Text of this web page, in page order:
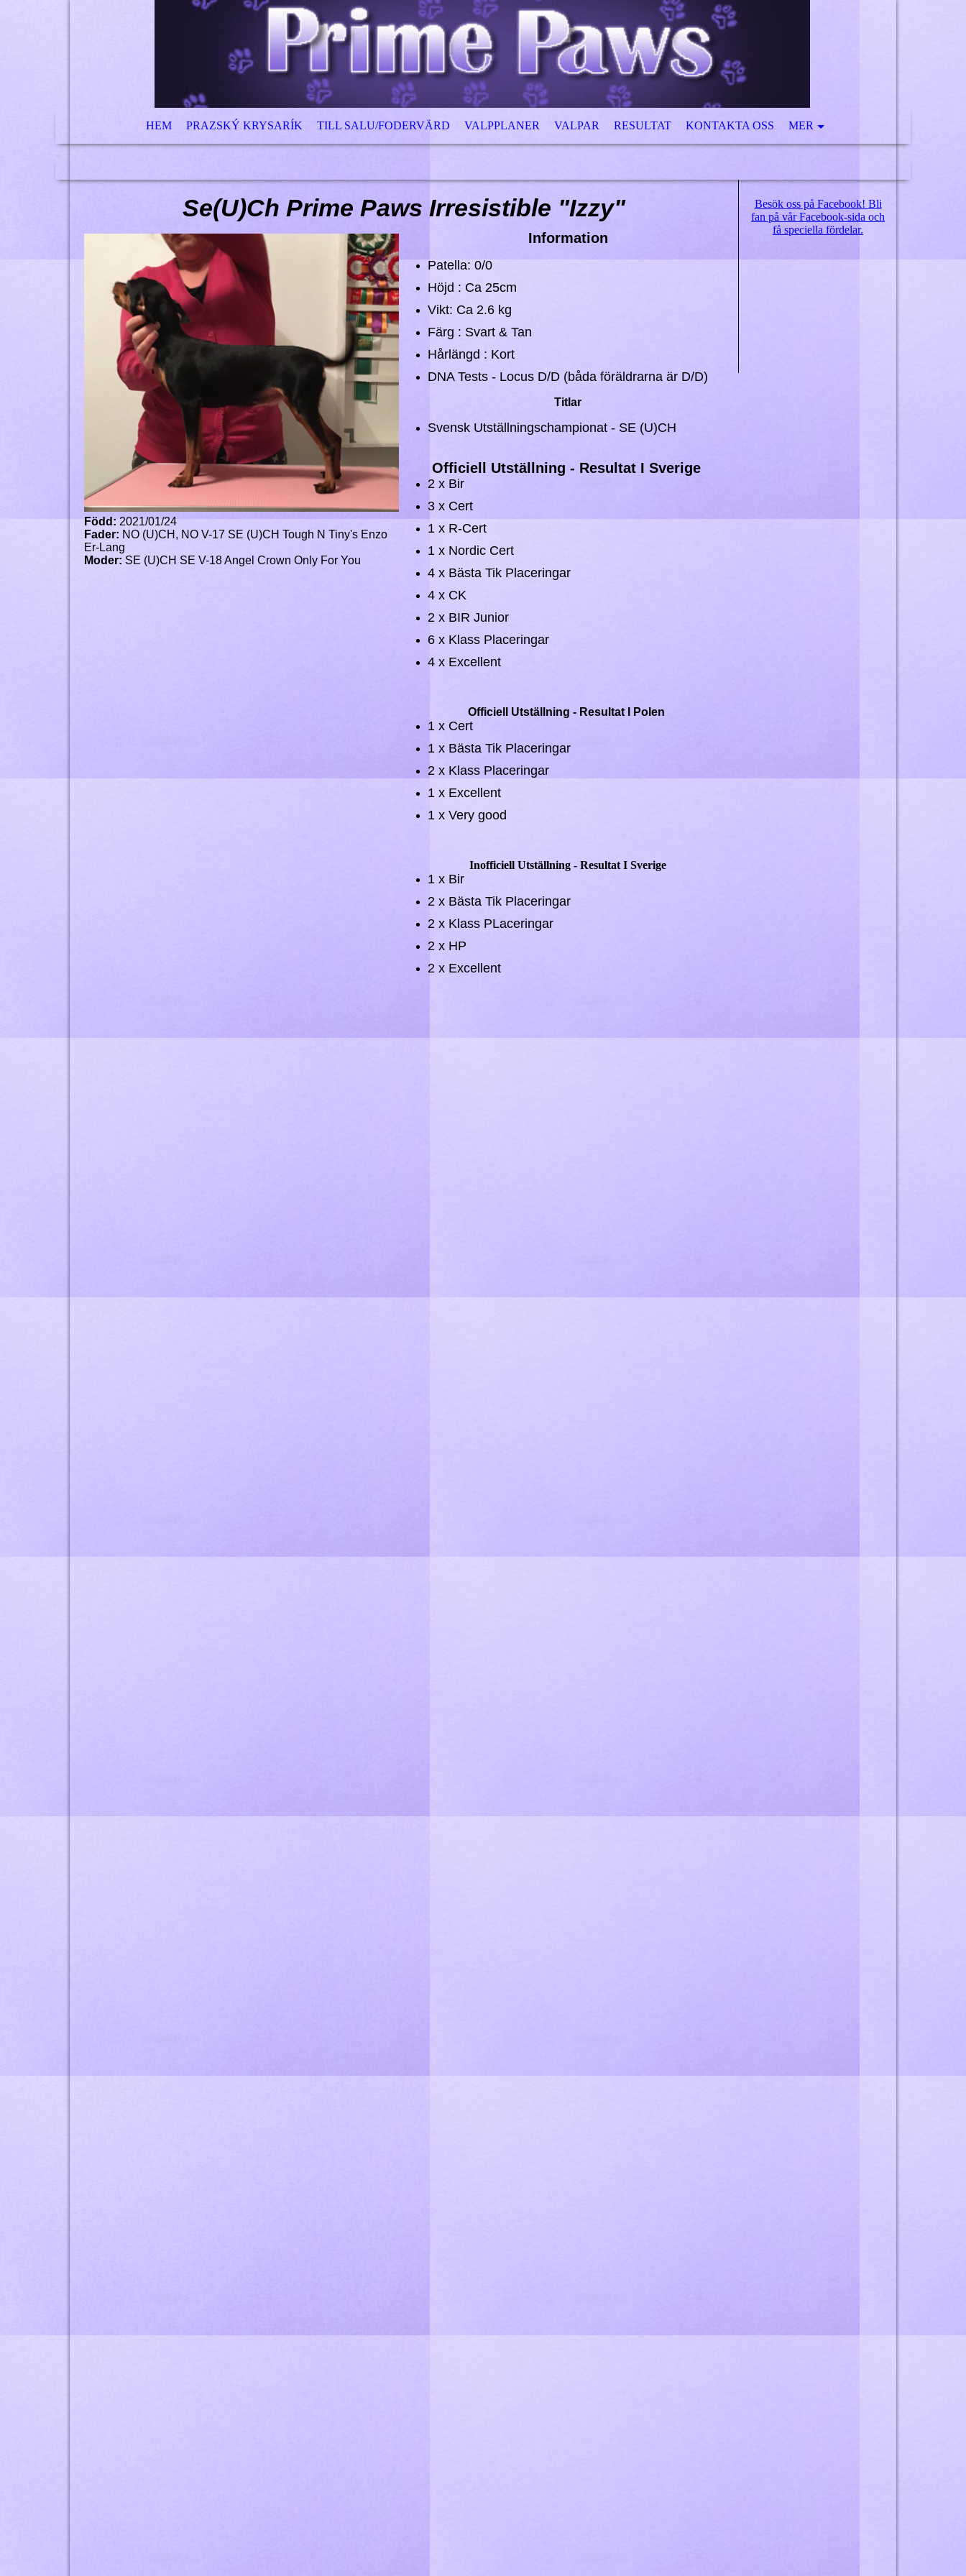
HEM PRAZSKÝ KRYSARÍK TILL SALU/FODERVÄRD VALPPLANER VALPAR RESULTAT KONTAKTA OSS MER
Se(U)Ch Prime Paws Irresistible "Izzy"
Född:2021/01/24
Fader: NO (U)CH, NO V-17 SE (U)CH Tough N Tiny's Enzo
Er-Lang
Moder: SE (U)CH SE V-18 Angel Crown Only For You​
Information
Patella: 0/0
Höjd : Ca 25cm
Vikt: Ca 2.6 kg​​
Färg : Svart & Tan
Hårlängd : Kort
​DNA Tests - Locus D/D (båda föräldrarna är D/D)
Titlar
Svensk Utställningschampionat - SE (U)CH
Officiell Utställning - Resultat I Sverige
2 x Bir
3 x Cert
1 x R-Cert
1 x Nordic Cert
4 x Bästa Tik Placeringar
4 x CK
2 x BIR Junior
6 x Klass Placeringar
4 x Excellent
Officiell Utställning - Resultat I Polen
1 x Cert
1 x Bästa Tik Placeringar
2 x Klass Placeringar
1 x Excellent
1 x Very good
Inofficiell Utställning - Resultat I Sverige
1 x Bir
2 x Bästa Tik Placeringar
2 x Klass PLaceringar
2 x HP
2 x Excellent
Besök oss på Facebook! Bli
fan på vår Facebook-sida och
få speciella fördelar.